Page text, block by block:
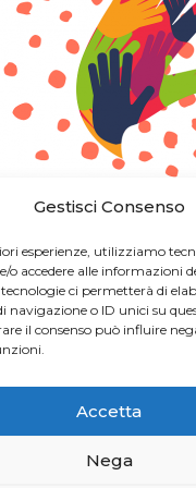
Gestisci Consenso
esperienze, utilizziamo
o accedere alle informazioni
tecnologie ci permetterà di
o ID unici su
il consenso può influire
Accetta
Nega